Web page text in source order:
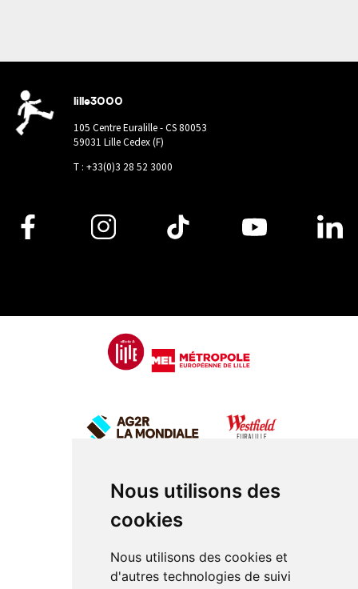
Nous utilisons des
cookies
Nous utilisons des cookies et
d'autres technologies de suivi
lille3000
105 Centre Euralille - CS 80053
59031 Lille Cedex (F)
T : +33(0)3 28 52 3000